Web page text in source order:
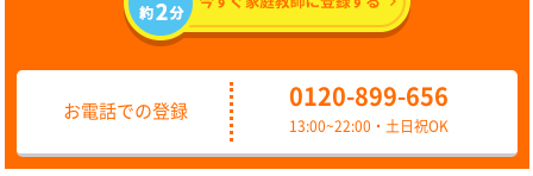
お電話での登録
0120-899-656
13:00~22:00・土日祝OK